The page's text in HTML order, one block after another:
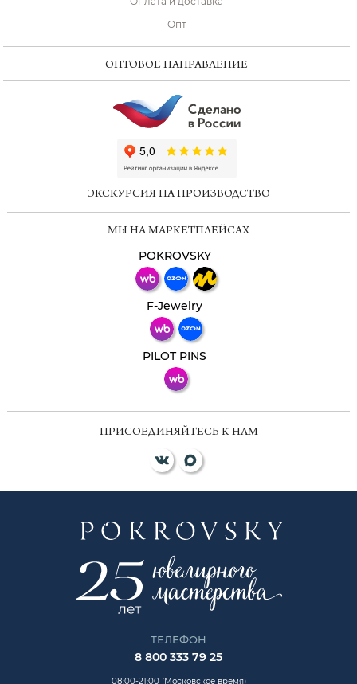
Опт
ОПТОВОЕ НАПРАВЛЕНИЕ
ЭКСКУРСИЯ НА ПРОИЗВОДСТВО
МЫ НА МАРКЕТПЛЕЙСАХ
POKROVSKY
F-Jewelry
PILOT PINS
ПРИСОЕДИНЯЙТЕСЬ К НАМ
ТЕЛЕФОН
8 800 333 79 25
08:00-21:00 (Московское время)